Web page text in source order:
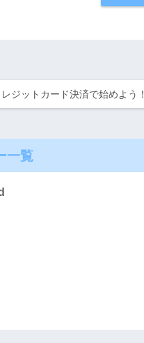
ジットカード決済で始めよう！
一覧